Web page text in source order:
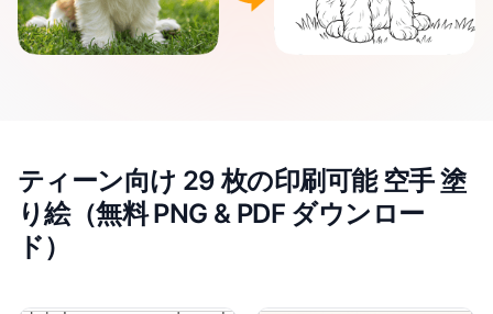
ティーン向け 29 枚の印刷可能 空手 塗
り絵（無料 PNG & PDF ダウンロー
ド）